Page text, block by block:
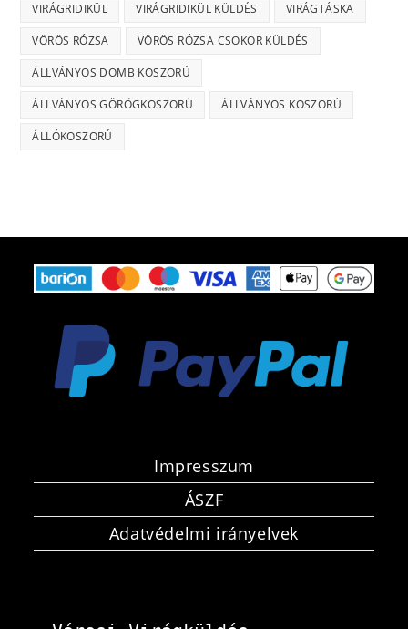
VIRÁGRIDIKÜL VIRÁGRIDIKÜL KÜLDÉS VIRÁGTÁSKA
VÖRÖS RÓZSA VÖRÖS RÓZSA CSOKOR KÜLDÉS
ÁLLVÁNYOS DOMB KOSZORÚ
ÁLLVÁNYOS GÖRÖGKOSZORÚ ÁLLVÁNYOS KOSZORÚ
ÁLLÓKOSZORÚ
Impresszum
ÁSZF
Adatvédelmi irányelvek